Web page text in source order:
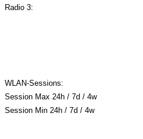
Radio 3:
WLAN-Sessions:
Session Max 24h / 7d / 4w
Session Min 24h / 7d / 4w